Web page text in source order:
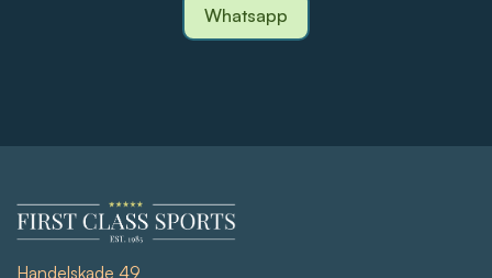
Whatsapp
Handelskade 49